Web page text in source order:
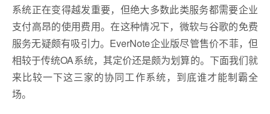
系统正在变得越发重要，但绝大多数此类服务都需要企业
支付高昂的使用费用。在这种情况下，微软与谷歌的免费
服务无疑颇有吸引力。EverNote企业版尽管售价不菲，但
相较于传统OA系统，其定价还是颇为划算的。下面我们就
来比较一下这三家的协同工作系统，到底谁才能制霸全
场。